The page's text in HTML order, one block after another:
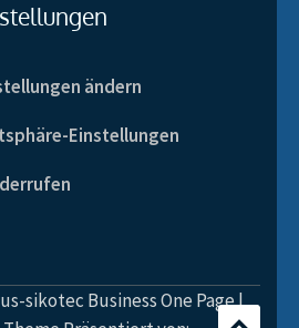
ändern
Einstellungen
sikotec Business One Page |